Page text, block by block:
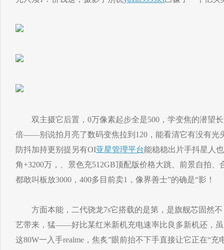
双主摄它后置，0万像素起步全是500，学变焦的潜望长
倍——别说拍月亮了数码变焦拉到120，能看清它有没有光
防抖加持更别提另有OI亚星管理平台能稳稳出片手抖星人
角+3200万，、景色充512GB顶配版价格大跳、前景自拍
都敢叫板放3000，400多目前卖1，像界善士”的确是“影！
方面本能，二代骁龙7s它搭载的是第，是旗舰芯固然不
艺带来，猛——好比某红米新机充电速率比良多新机还，
这80W一入手realme，焦炙”眼前抬不下手直接让它正在“充